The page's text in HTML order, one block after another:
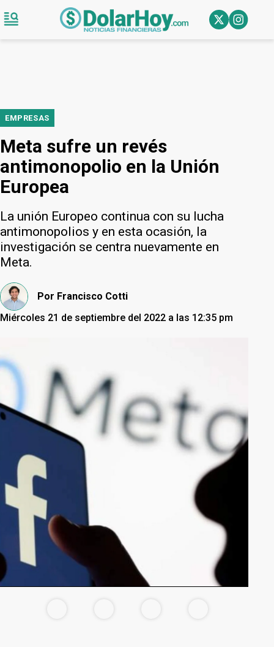
EMPRESAS
Meta sufre un revés
antimonopolio en la Unión
Europea
La unión Europeo continua con su lucha
antimonopolios y en esta ocasión, la
investigación se centra nuevamente en
Meta.
Por Francisco Cotti
Miércoles 21 de septiembre del 2022 a las 12:35 pm